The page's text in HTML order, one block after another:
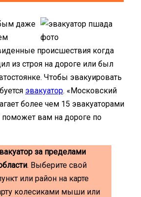
даже
происшествия когда
из строя на дороге или был
Чтобы эвакуировать
эвакуатор. «Московский
более чем 15 эвакуаторами
поможет вам на дороге по
за пределами
. Выберите свой
или район на карте
колесиками мыши или